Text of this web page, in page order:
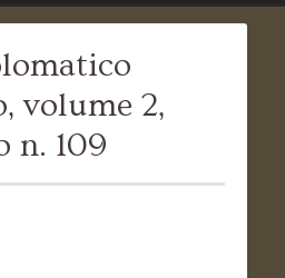
volume 2,
n. 109